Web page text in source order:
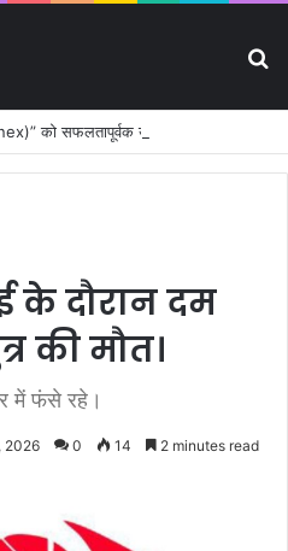
के दौरान दम
की मौत।
में फंसे रहे।
2026 0 14 2 minutes read